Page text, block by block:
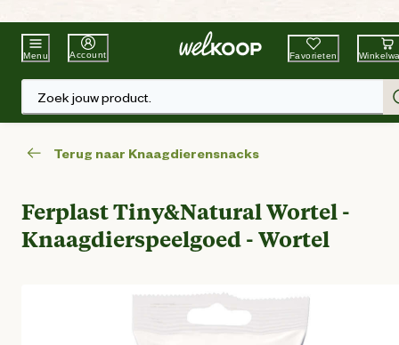
Beste WinkelketenTuin & Dier
Menu Account Favorieten
Zoek jouw product.
Terug naar Knaagdierensnacks
Ferplast Tiny&Natural Wortel -
Knaagdierspeelgoed - Wortel